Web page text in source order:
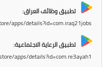
تطبيق وظائف العراق:
apps/details?id=com.iraq21jobs
تطبيق الرعاية الاجتماعية:
apps/details?id=com.re3ayah1